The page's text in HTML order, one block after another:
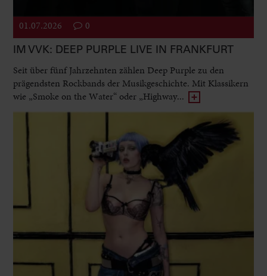
01.07.2026 0
IM VVK: DEEP PURPLE LIVE IN FRANKFURT
Seit über fünf Jahrzehnten zählen Deep Purple zu den
prägendsten Rockbands der Musikgeschichte. Mit Klassikern
wie „Smoke on the Water“ oder „Highway...